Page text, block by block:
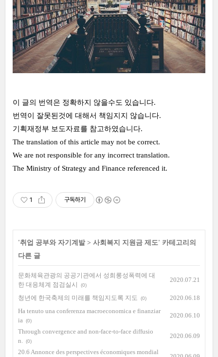
이 글의 번역은 정확하지 않을수도 있습니다.
번역이 잘못된것에 대해서 책임지지 않습니다.
기획재정부 보도자료를 참고하였습니다.
The translation of this article may not be correct.
We are not responsible for any incorrect translation.
The Ministry of Strategy and Finance referenced it.
1 구독하기
'취업 공부와 자기계발> 사회복지 지원금 제도' 카테고리의
다른 글
문화체육관광의 공공기관에서 성희롱성폭력에 대
한 대응체계 점검실시
(0)
2020.07.21
청년에 한국축제의 미래를 책임지도록 지도 (0)
2020.06.18
Ha tenuto una conferenza macroeconomica e finanziar
ia (0)
2020.06.10
Through convergence and non-face-to-face diffusio
n.
(0)
2020.06.09
20.6 Annonce des perspectives économiques mondial